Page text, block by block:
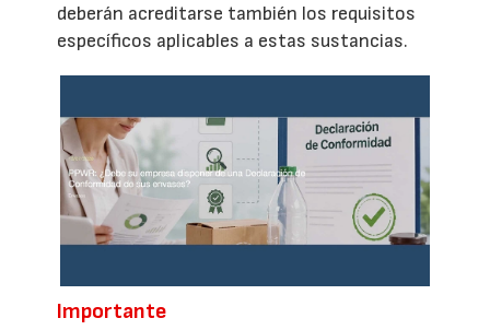
deberán acreditarse también los requisitos
específicos aplicables a estas sustancias.
Importante